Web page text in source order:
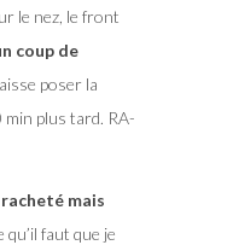
le nez, le front
coup de
poser la
plus tard. RA-
mais
qu’il faut que je